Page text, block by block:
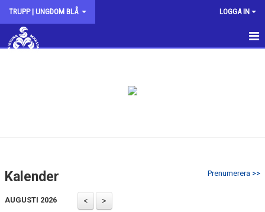
TRUPP | UNGDOM BLÅ LOGGA IN
Prenumerera >>
Kalender
AUGUSTI 2026